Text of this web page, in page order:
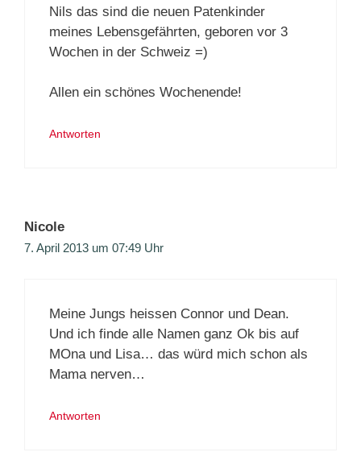
Nils das sind die neuen Patenkinder
meines Lebensgefährten, geboren vor 3
Wochen in der Schweiz =)
Allen ein schönes Wochenende!
Antworten
Nicole
7. April 2013 um 07:49 Uhr
Meine Jungs heissen Connor und Dean.
Und ich finde alle Namen ganz Ok bis auf
MOna und Lisa… das würd mich schon als
Mama nerven…
Antworten